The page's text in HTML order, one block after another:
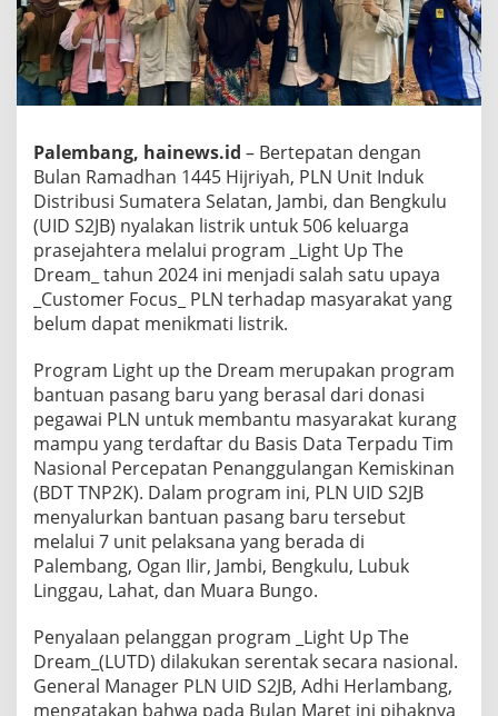
Palembang, hainews.id – Bertepatan dengan
Bulan Ramadhan 1445 Hijriyah, PLN Unit Induk
Distribusi Sumatera Selatan, Jambi, dan Bengkulu
(UID S2JB) nyalakan listrik untuk 506 keluarga
prasejahtera melalui program _Light Up The
Dream_ tahun 2024 ini menjadi salah satu upaya
_Customer Focus_ PLN terhadap masyarakat yang
belum dapat menikmati listrik.
Program Light up the Dream merupakan program
bantuan pasang baru yang berasal dari donasi
pegawai PLN untuk membantu masyarakat kurang
mampu yang terdaftar du Basis Data Terpadu Tim
Nasional Percepatan Penanggulangan Kemiskinan
(BDT TNP2K). Dalam program ini, PLN UID S2JB
menyalurkan bantuan pasang baru tersebut
melalui 7 unit pelaksana yang berada di
Palembang, Ogan Ilir, Jambi, Bengkulu, Lubuk
Linggau, Lahat, dan Muara Bungo.
Penyalaan pelanggan program _Light Up The
Dream_(LUTD) dilakukan serentak secara nasional.
General Manager PLN UID S2JB, Adhi Herlambang,
mengatakan bahwa pada Bulan Maret ini pihaknya